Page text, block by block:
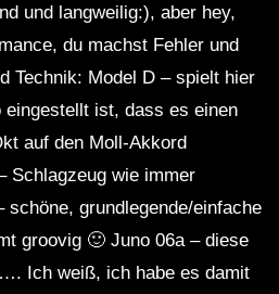
Music Set In The Mix By
303 – Dub techno mix –
Waves Mix 2023
und langweilig:), aber hey,
du machst Fehler und
Technik: Model D – spielt hier
ist, dass es einen
auf den Moll-Akkord
Schlagzeug wie immer
schöne, grundlegende/einfache
groovig 🙂 Juno 06a – diese
Ich weiß, ich habe es damit